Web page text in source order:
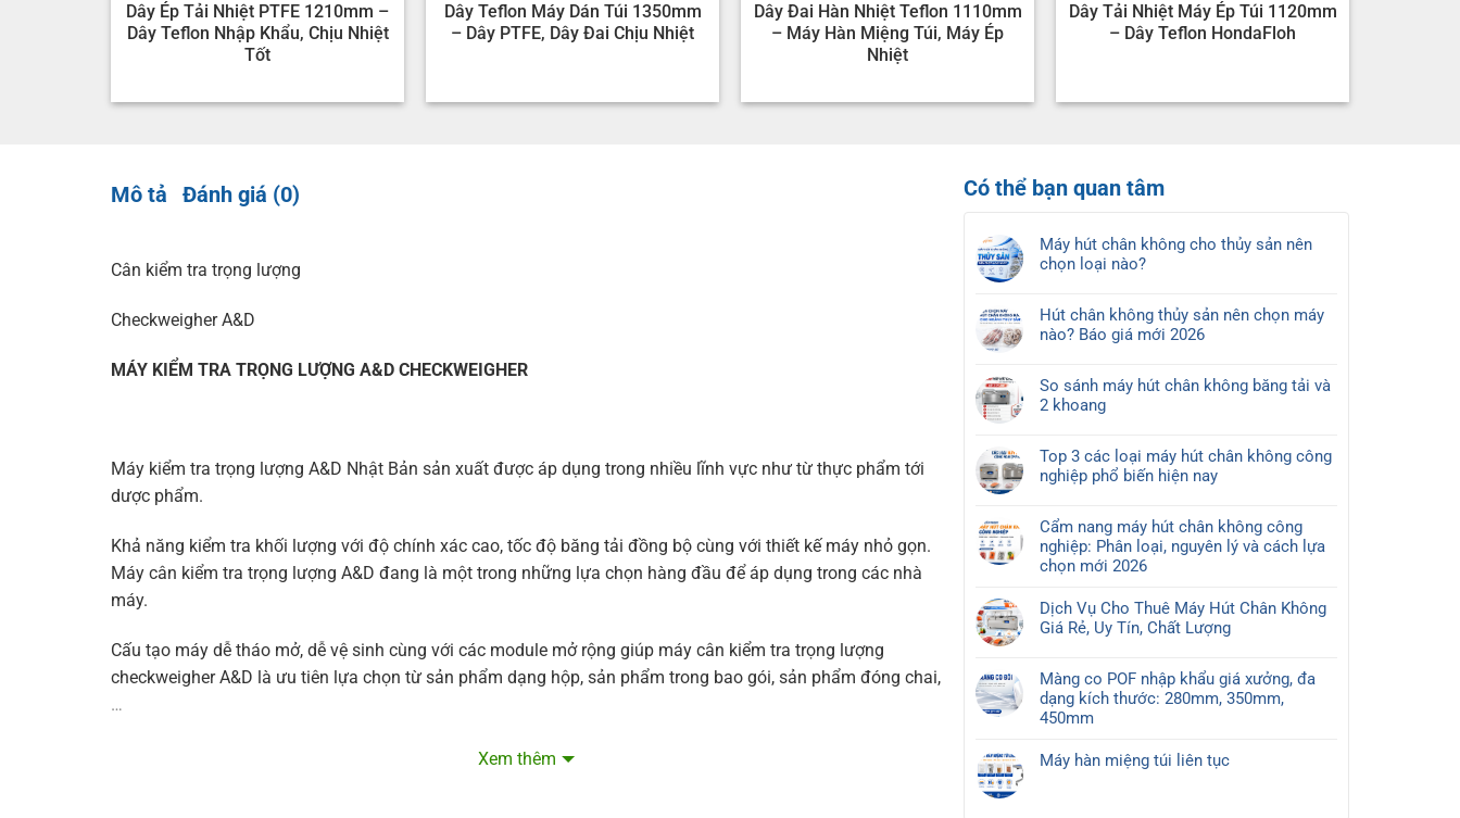
Dây Ép Tải Nhiệt PTFE 1210mm –
Dây Teflon Nhập Khẩu, Chịu Nhiệt
Tốt
Dây Teflon Máy Dán Túi 1350mm
– Dây PTFE, Dây Đai Chịu Nhiệt
Dây Đai Hàn Nhiệt Teflon 1110mm
– Máy Hàn Miệng Túi, Máy Ép
Nhiệt
Dây Tải Nhiệt Máy Ép Túi 1120mm
– Dây Teflon HondaFloh
Mô tả Đánh giá (0)
Cân kiểm tra trọng lượng
Checkweigher A&D
MÁY KIỂM TRA TRỌNG LƯỢNG A&D CHECKWEIGHER
Máy kiểm tra trọng lượng A&D Nhật Bản sản xuất được áp dụng trong nhiều lĩnh vực như từ thực phẩm tới
dược phẩm.
Khả năng kiểm tra khối lượng với độ chính xác cao, tốc độ băng tải đồng bộ cùng với thiết kế máy nhỏ gọn.
Máy cân kiểm tra trọng lượng A&D đang là một trong những lựa chọn hàng đầu để áp dụng trong các nhà
máy.
Cấu tạo máy dễ tháo mở, dễ vệ sinh cùng với các module mở rộng giúp máy cân kiểm tra trọng lượng
checkweigher A&D là ưu tiên lựa chọn từ sản phẩm dạng hộp, sản phẩm trong bao gói, sản phẩm đóng chai,
…
Máy cân kiểm tra trọng lượng A&D có những những đặc điểm nổi bật:
Xem thêm
Có thể bạn quan tâm
Máy hút chân không cho thủy sản nên
chọn loại nào?
bình
luận
Máy
hút
cho
thủy
nên
chọn
loại
nào?
Hút chân không thủy sản nên chọn máy
nào? Báo giá mới 2026
bình
luận
Hút
chân
không
sản
nên
chọn
nào?
Báo
2026
So sánh máy hút chân không băng tải và
2 khoang
bình
luận
So
sánh
máy
hút
chân
không
băng
và
2
khoang
Top 3 các loại máy hút chân không công
nghiệp phổ biến hiện nay
có
bình
luận
ở
3
các
máy
hút
chân
không
nghiệp
Cẩm nang máy hút chân không công
nghiệp: Phân loại, nguyên lý và cách lựa
chọn mới 2026
có
bình
Cẩm
nang
máy
chân
Dịch Vụ Cho Thuê Máy Hút Chân Không
Giá Rẻ, Uy Tín, Chất Lượng
bình
luận
ở
Vụ
Màng co POF nhập khẩu giá xưởng, đa
dạng kích thước: 280mm, 350mm,
450mm
có
bình
Máy hàn miệng túi liên tục